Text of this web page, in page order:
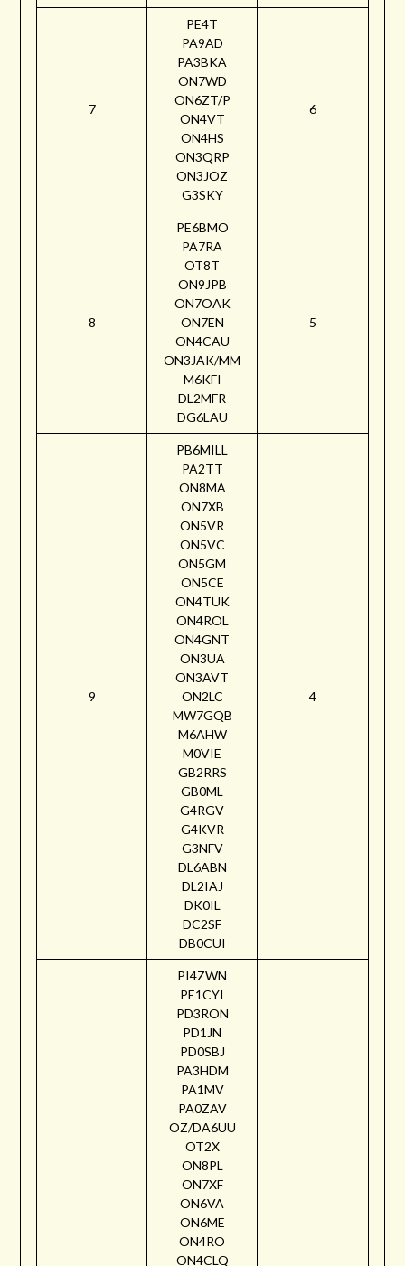
7
PE4T
PA9AD
PA3BKA
ON7WD
ON6ZT/P
ON4VT
ON4HS
ON3QRP
ON3JOZ
G3SKY
6
8
PE6BMO
PA7RA
OT8T
ON9JPB
ON7OAK
ON7EN
ON4CAU
ON3JAK/MM
M6KFI
DL2MFR
DG6LAU
5
9
PB6MILL
PA2TT
ON8MA
ON7XB
ON5VR
ON5VC
ON5GM
ON5CE
ON4TUK
ON4ROL
ON4GNT
ON3UA
ON3AVT
ON2LC
MW7GQB
M6AHW
M0VIE
GB2RRS
GB0ML
G4RGV
G4KVR
G3NFV
DL6ABN
DL2IAJ
DK0IL
DC2SF
DB0CUI
4
PI4ZWN
PE1CYI
PD3RON
PD1JN
PD0SBJ
PA3HDM
PA1MV
PA0ZAV
OZ/DA6UU
OT2X
ON8PL
ON7XF
ON6VA
ON6ME
ON4RO
ON4CLQ